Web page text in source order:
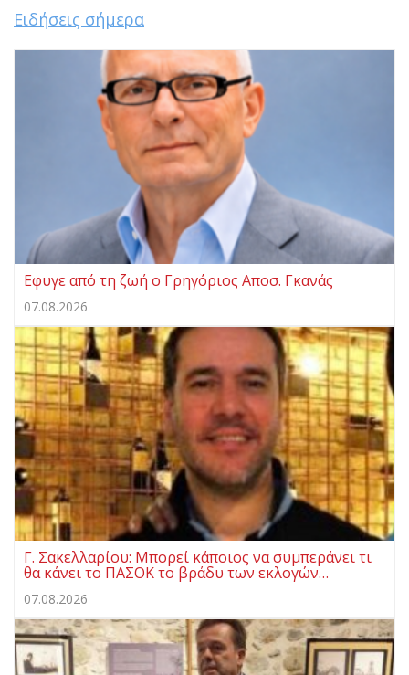
Ειδήσεις σήμερα
Eφυγε από τη ζωή ο Γρηγόριος Αποσ. Γκανάς
07.08.2026
Γ. Σακελλαρίου: Μπορεί κάποιος να συμπεράνει τι
θα κάνει το ΠΑΣΟΚ το βράδυ των εκλογών…
07.08.2026